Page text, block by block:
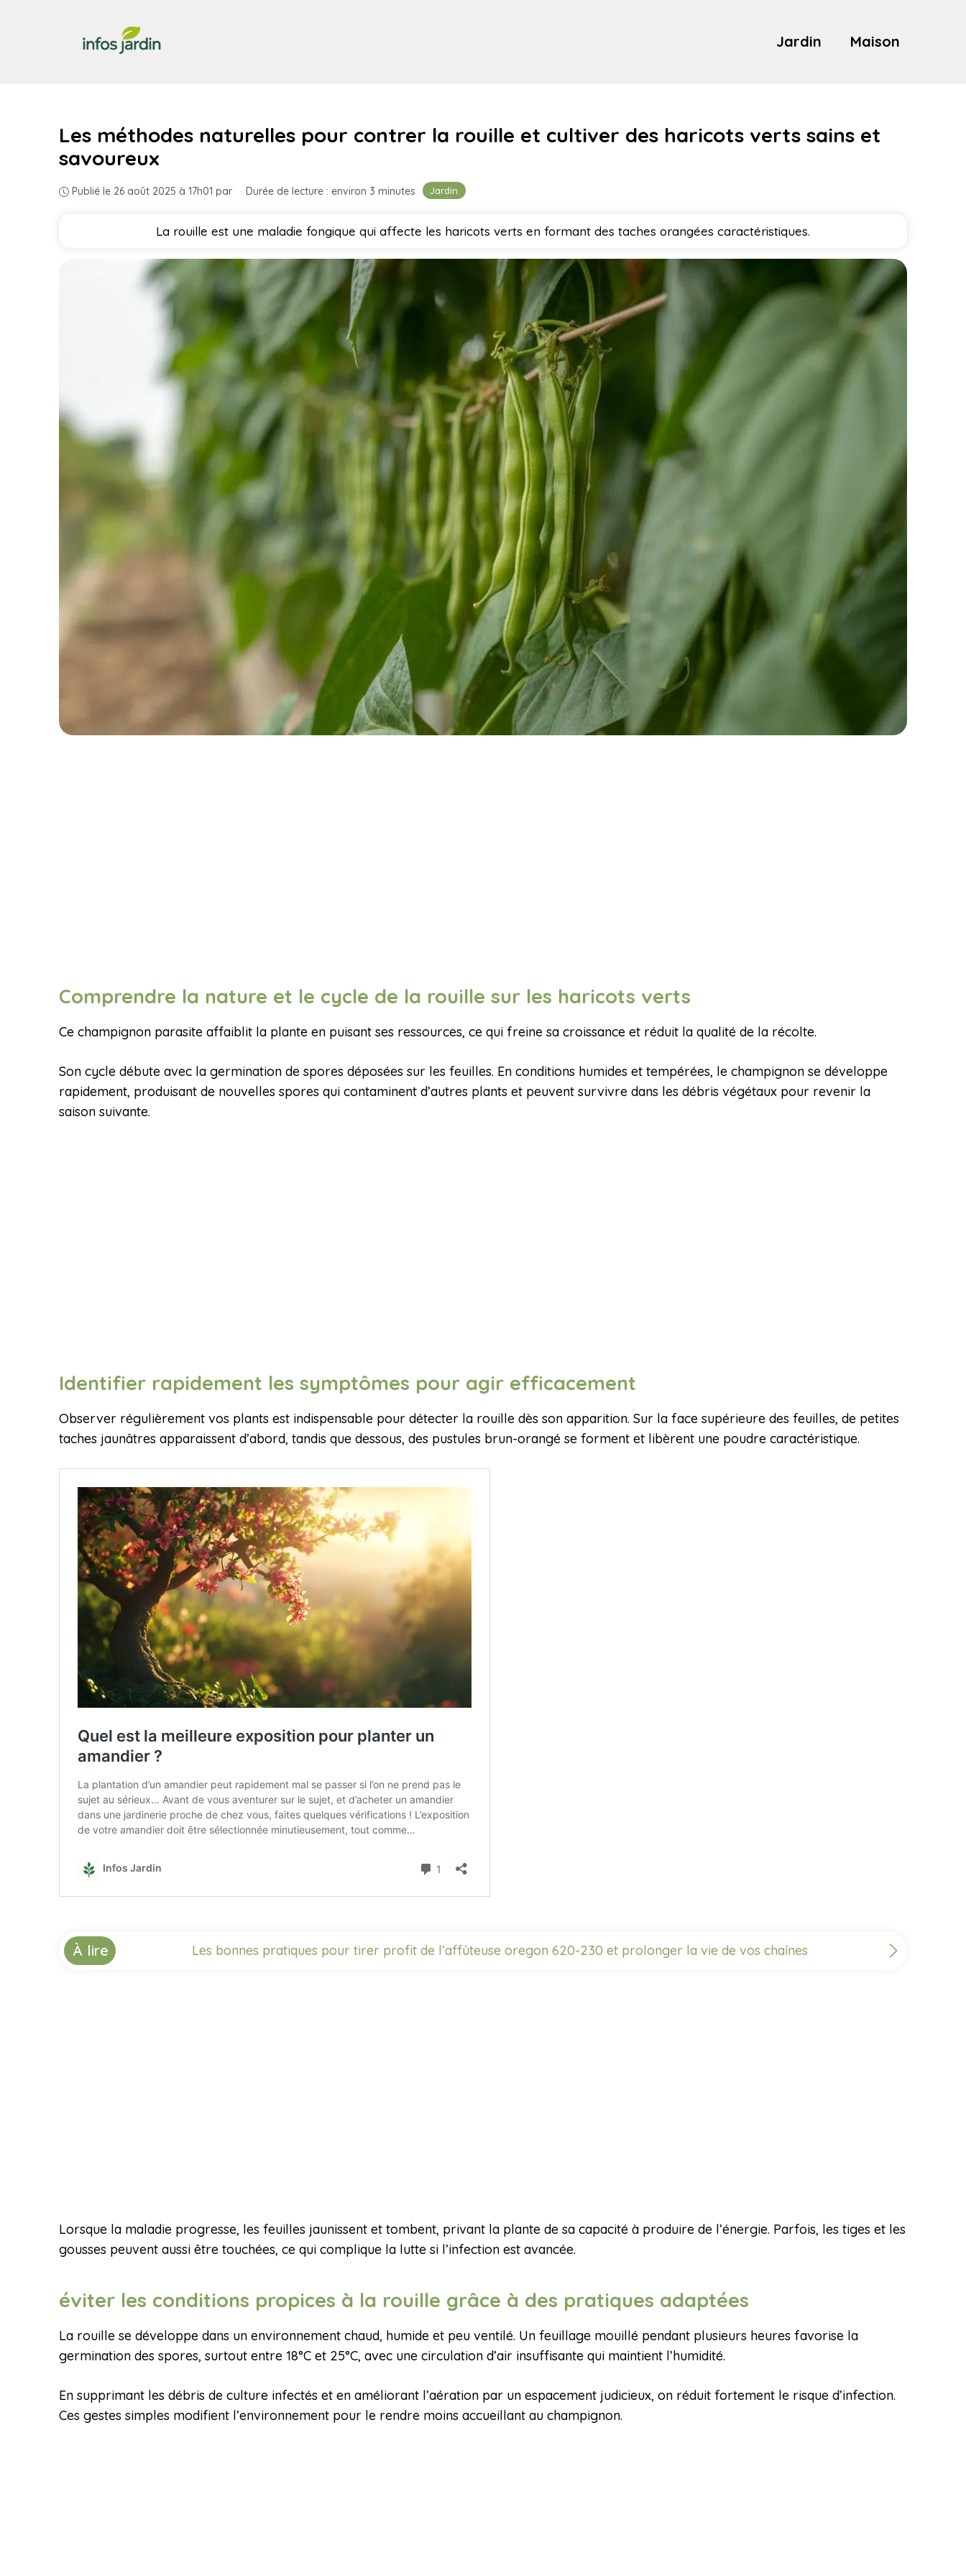
Jardin Maison
Jardin
Les méthodes naturelles pour contrer la rouille et cultiver des haricots verts sains et
savoureux
Publié le 26 août 2025 à 17h01 par · Durée de lecture : environ 3 minutes
La rouille est une maladie fongique qui affecte les haricots verts en formant des taches orangées caractéristiques.
Comprendre la nature et le cycle de la rouille sur les haricots verts
Ce champignon parasite affaiblit la plante en puisant ses ressources, ce qui freine sa croissance et réduit la qualité de la récolte.
Son cycle débute avec la germination de spores déposées sur les feuilles. En conditions humides et tempérées, le champignon se développe
rapidement, produisant de nouvelles spores qui contaminent d’autres plants et peuvent survivre dans les débris végétaux pour revenir la
saison suivante.
Identifier rapidement les symptômes pour agir efficacement
Observer régulièrement vos plants est indispensable pour détecter la rouille dès son apparition. Sur la face supérieure des feuilles, de petites
taches jaunâtres apparaissent d’abord, tandis que dessous, des pustules brun-orangé se forment et libèrent une poudre caractéristique.
À lire Les bonnes pratiques pour tirer profit de l’affûteuse oregon 620-230 et prolonger la vie de vos chaînes
Lorsque la maladie progresse, les feuilles jaunissent et tombent, privant la plante de sa capacité à produire de l’énergie. Parfois, les tiges et les
gousses peuvent aussi être touchées, ce qui complique la lutte si l’infection est avancée.
éviter les conditions propices à la rouille grâce à des pratiques adaptées
La rouille se développe dans un environnement chaud, humide et peu ventilé. Un feuillage mouillé pendant plusieurs heures favorise la
germination des spores, surtout entre 18°C et 25°C, avec une circulation d’air insuffisante qui maintient l’humidité.
En supprimant les débris de culture infectés et en améliorant l’aération par un espacement judicieux, on réduit fortement le risque d’infection.
Ces gestes simples modifient l’environnement pour le rendre moins accueillant au champignon.